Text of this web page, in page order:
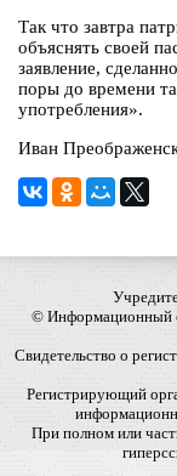
Так что завтра
объяснять своей
заявление,
поры до времени
употребления».
Иван
© Информационный
Свидетельство о
Регистрирующий
При полном или